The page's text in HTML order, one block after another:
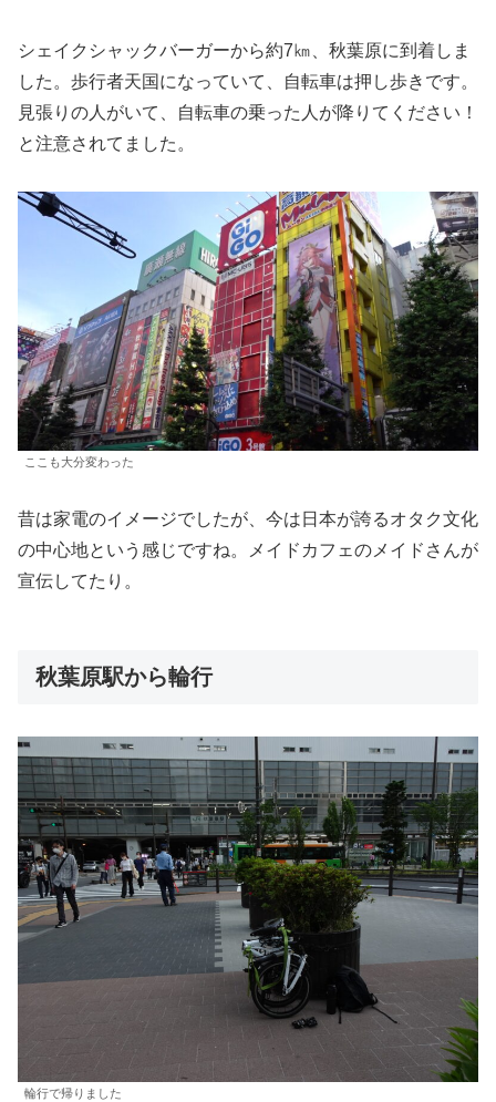
シェイクシャックバーガーから約7㎞、秋葉原に到着しま
した。歩行者天国になっていて、自転車は押し歩きです。
見張りの人がいて、自転車の乗った人が降りてください！
と注意されてました。
ここも大分変わった
昔は家電のイメージでしたが、今は日本が誇るオタク文化
の中心地という感じですね。メイドカフェのメイドさんが
宣伝してたり。
秋葉原駅から輪行
輪行で帰りました